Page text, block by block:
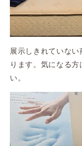
展示しきれていな
ります。気になる
い。